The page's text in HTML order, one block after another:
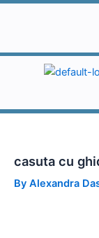
Skip
casuta cu
By Alexandra